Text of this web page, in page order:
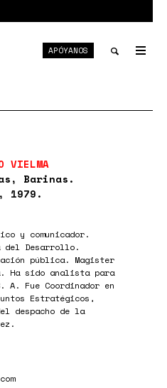
search
APÓYANOS
VIELMA
Barinas.
1979.
y comunicador.
del Desarrollo.
pública. Magister
Ha sido analista para
A. Fue Coordinador en
Estratégicos,
despacho de la